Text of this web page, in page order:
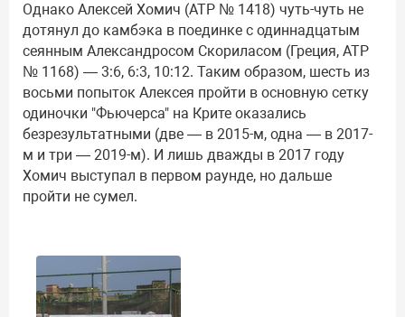
Однако Алексей Хомич (ATP № 1418) чуть-чуть не
дотянул до камбэка в поединке с одиннадцатым
сеянным Александросом Скориласом (Греция, ATP
№ 1168) — 3:6, 6:3, 10:12. Таким образом, шесть из
восьми попыток Алексея пройти в основную сетку
одиночки "Фьючерса" на Крите оказались
безрезультатными (две — в 2015-м, одна — в 2017-
м и три — 2019-м). И лишь дважды в 2017 году
Хомич выступал в первом раунде, но дальше
пройти не сумел.